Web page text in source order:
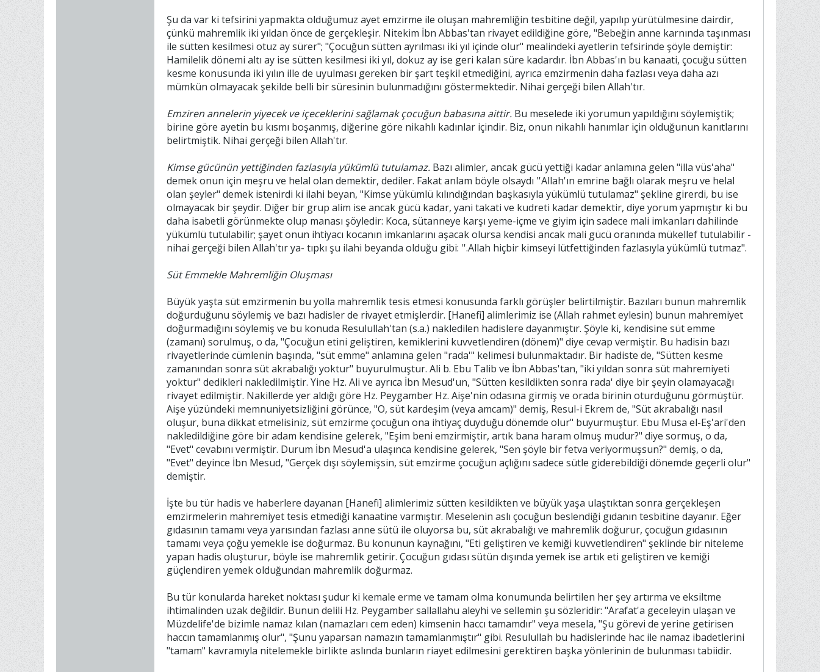
Şu da var ki tefsirini yapmakta olduğumuz ayet emzirme ile oluşan mahremliğin tesbitine değil, yapılıp yürütülmesine dairdir,
çünkü mahremlik iki yıldan önce de gerçekleşir. Nitekim İbn Abbas'tan rivayet edildiğine göre, "Bebeğin anne karnında taşınması
ile sütten kesilmesi otuz ay sürer"; "Çocuğun sütten ayrılması iki yıl içinde olur" mealindeki ayetlerin tefsirinde şöyle demiştir:
Hamilelik dönemi altı ay ise sütten kesilmesi iki yıl, dokuz ay ise geri kalan süre kadardır. İbn Abbas'ın bu kanaati, çocuğu sütten
kesme konusunda iki yılın ille de uyulması gereken bir şart teşkil etmediğini, ayrıca emzirmenin daha fazlası veya daha azı
mümkün olmayacak şekilde belli bir süresinin bulunmadığını göstermektedir. Nihai gerçeği bilen Allah'tır.
Emziren annelerin yiyecek ve içeceklerini sağlamak çocuğun babasına aittir. Bu meselede iki yorumun yapıldığını söylemiştik;
birine göre ayetin bu kısmı boşanmış, diğerine göre nikahlı kadınlar içindir. Biz, onun nikahlı hanımlar için olduğunun kanıtlarını
belirtmiştik. Nihai gerçeği bilen Allah'tır.
Kimse gücünün yettiğinden fazlasıyla yükümlü tutulamaz. Bazı alimler, ancak gücü yettiği kadar anlamına gelen "illa vüs'aha"
demek onun için meşru ve helal olan demektir, dediler. Fakat anlam böyle olsaydı ''Allah'ın emrine bağlı olarak meşru ve helal
olan şeyler" demek istenirdi ki ilahi beyan, "Kimse yükümlü kılındığından başkasıyla yükümlü tutulamaz" şekline girerdi, bu ise
olmayacak bir şeydir. Diğer bir grup alim ise ancak gücü kadar, yani takati ve kudreti kadar demektir, diye yorum yapmıştır ki bu
daha isabetli görünmekte olup manası şöyledir: Koca, sütanneye karşı yeme-içme ve giyim için sadece mali imkanları dahilinde
yükümlü tutulabilir; şayet onun ihtiyacı kocanın imkanlarını aşacak olursa kendisi ancak mali gücü oranında mükellef tutulabilir -
nihai gerçeği bilen Allah'tır ya- tıpkı şu ilahi beyanda olduğu gibi: ''.Allah hiçbir kimseyi lütfettiğinden fazlasıyla yükümlü tutmaz".
Süt Emmekle Mahremliğin Oluşması
Büyük yaşta süt emzirmenin bu yolla mahremlik tesis etmesi konusunda farklı görüşler belirtilmiştir. Bazıları bunun mahremlik
doğurduğunu söylemiş ve bazı hadisler de rivayet etmişlerdir. [Hanefi] alimlerimiz ise (Allah rahmet eylesin) bunun mahremiyet
doğurmadığını söylemiş ve bu konuda Resulullah'tan (s.a.) nakledilen hadislere dayanmıştır. Şöyle ki, kendisine süt emme
(zamanı) sorulmuş, o da, "Çocuğun etini geliştiren, kemiklerini kuvvetlendiren (dönem)" diye cevap vermiştir. Bu hadisin bazı
rivayetlerinde cümlenin başında, "süt emme" anlamına gelen "rada'" kelimesi bulunmaktadır. Bir hadiste de, "Sütten kesme
zamanından sonra süt akrabalığı yoktur" buyurulmuştur. Ali b. Ebu Talib ve İbn Abbas'tan, "iki yıldan sonra süt mahremiyeti
yoktur" dedikleri nakledilmiştir. Yine Hz. Ali ve ayrıca İbn Mesud'un, "Sütten kesildikten sonra rada' diye bir şeyin olamayacağı
rivayet edilmiştir. Nakillerde yer aldığı göre Hz. Peygamber Hz. Aişe'nin odasına girmiş ve orada birinin oturduğunu görmüştür.
Aişe yüzündeki memnuniyetsizliğini görünce, "O, süt kardeşim (veya amcam)" demiş, Resul-i Ekrem de, "Süt akrabalığı nasıl
oluşur, buna dikkat etmelisiniz, süt emzirme çocuğun ona ihtiyaç duyduğu dönemde olur" buyurmuştur. Ebu Musa el-Eş'ari'den
nakledildiğine göre bir adam kendisine gelerek, "Eşim beni emzirmiştir, artık bana haram olmuş mudur?" diye sormuş, o da,
"Evet" cevabını vermiştir. Durum İbn Mesud'a ulaşınca kendisine gelerek, "Sen şöyle bir fetva veriyormuşsun?" demiş, o da,
"Evet" deyince İbn Mesud, "Gerçek dışı söylemişsin, süt emzirme çocuğun açlığını sadece sütle giderebildiği dönemde geçerli olur"
demiştir.
İşte bu tür hadis ve haberlere dayanan [Hanefi] alimlerimiz sütten kesildikten ve büyük yaşa ulaştıktan sonra gerçekleşen
emzirmelerin mahremiyet tesis etmediği kanaatine varmıştır. Meselenin aslı çocuğun beslendiği gıdanın tesbitine dayanır. Eğer
gıdasının tamamı veya yarısından fazlası anne sütü ile oluyorsa bu, süt akrabalığı ve mahremlik doğurur, çocuğun gıdasının
tamamı veya çoğu yemekle ise doğurmaz. Bu konunun kaynağını, "Eti geliştiren ve kemiği kuvvetlendiren" şeklinde bir niteleme
yapan hadis oluşturur, böyle ise mahremlik getirir. Çocuğun gıdası sütün dışında yemek ise artık eti geliştiren ve kemiği
güçlendiren yemek olduğundan mahremlik doğurmaz.
Bu tür konularda hareket noktası şudur ki kemale erme ve tamam olma konumunda belirtilen her şey artırma ve eksiltme
ihtimalinden uzak değildir. Bunun delili Hz. Peygamber sallallahu aleyhi ve sellemin şu sözleridir: "Arafat'a geceleyin ulaşan ve
Müzdelife'de bizimle namaz kılan (namazları cem eden) kimsenin haccı tamamdır" veya mesela, "Şu görevi de yerine getirisen
haccın tamamlanmış olur", "Şunu yaparsan namazın tamamlanmıştır" gibi. Resulullah bu hadislerinde hac ile namaz ibadetlerini
"tamam" kavramıyla nitelemekle birlikte aslında bunların riayet edilmesini gerektiren başka yönlerinin de bulunması tabiidir.